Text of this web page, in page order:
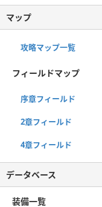
マップ
攻略マップ一覧
フィールドマップ
序章フィールド
2章フィールド
4章フィールド
データベース
装備一覧